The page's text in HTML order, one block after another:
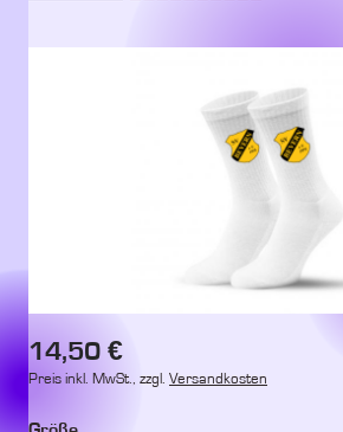
Regulärer Preis:
14,50 €
Preis inkl. MwSt., zzgl. Versandkosten